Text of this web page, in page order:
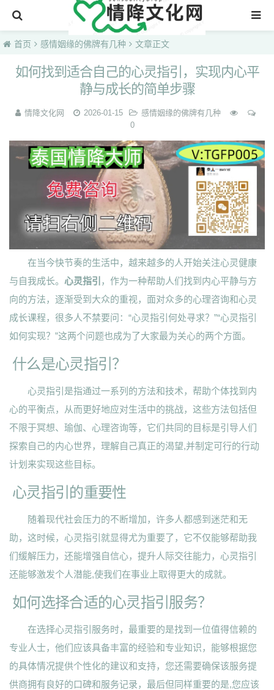
首页
首页 感情姻缘的佛牌有几种 文章正文
如何找到适合自己的心灵指引，实现内心平
静与成长的简单步骤
情降文化网 2026-01-15
感情姻缘的佛牌有几种
0
在当今快节奏的生活中，越来越多的人开始关注心灵健康
与自我成长。 心灵指引 ，作为一种帮助人们找到内心平静与方
向的方法，逐渐受到大众的重视，面对众多的心理咨询和心灵
成长课程，很多人不禁要问：“心灵指引何处寻求？”“心灵指引
如何实现？”这两个问题也成为了大家最为关心的两个方面。
什么是心灵指引？
心灵指引是指通过一系列的方法和技术，帮助个体找到内
心的平衡点，从而更好地应对生活中的挑战，这些方法包括但
不限于冥想、瑜伽、心理咨询等，它们共同的目标是引导人们
探索自己的内心世界，理解自己真正的渴望,并制定可行的行动
计划来实现这些目标。
心灵指引的重要性
随着现代社会压力的不断增加，许多人都感到迷茫和无
助，这时候，心灵指引就显得尤为重要了，它不仅能够帮助我
们缓解压力，还能增强自信心，提升人际交往能力，心灵指引
还能够激发个人潜能,使我们在事业上取得更大的成就。
如何选择合适的心灵指引服务？
在选择心灵指引服务时，最重要的是找到一位值得信赖的
专业人士，他们应该具备丰富的经验和专业知识，能够根据您
的具体情况提供个性化的建议和支持，您还需要确保该服务提
供商拥有良好的口碑和服务记录，最后但同样重要的是,您应该